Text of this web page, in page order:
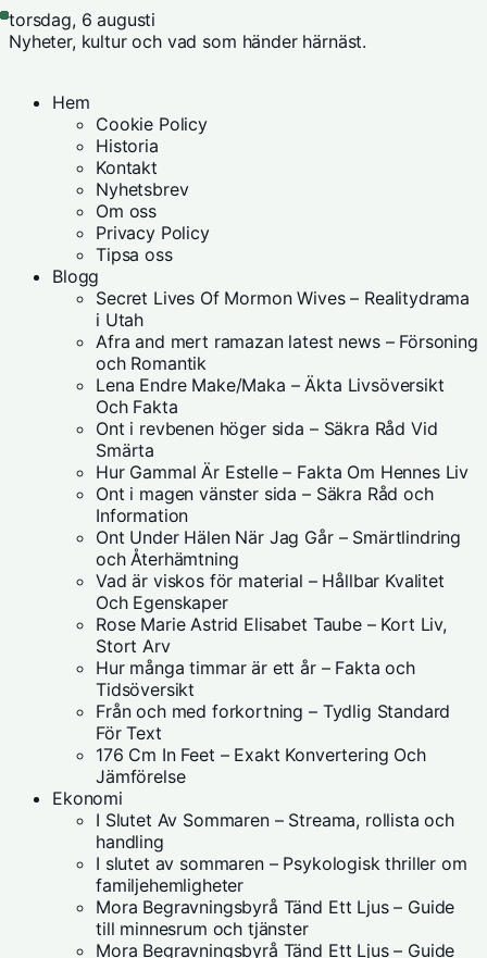
torsdag, 6 augusti
Nyheter, kultur och vad som händer härnäst.
Hem
Cookie Policy
Historia
Kontakt
Nyhetsbrev
Om oss
Privacy Policy
Tipsa oss
Blogg
Secret Lives Of Mormon Wives – Realitydrama
i Utah
Afra and mert ramazan latest news – Försoning
och Romantik
Lena Endre Make/Maka – Äkta Livsöversikt
Och Fakta
Ont i revbenen höger sida – Säkra Råd Vid
Smärta
Hur Gammal Är Estelle – Fakta Om Hennes Liv
Ont i magen vänster sida – Säkra Råd och
Information
Ont Under Hälen När Jag Går – Smärtlindring
och Återhämtning
Vad är viskos för material – Hållbar Kvalitet
Och Egenskaper
Rose Marie Astrid Elisabet Taube – Kort Liv,
Stort Arv
Hur många timmar är ett år – Fakta och
Tidsöversikt
Från och med forkortning – Tydlig Standard
För Text
176 Cm In Feet – Exakt Konvertering Och
Jämförelse
Ekonomi
I Slutet Av Sommaren – Streama, rollista och
handling
I slutet av sommaren – Psykologisk thriller om
familjehemligheter
Mora Begravningsbyrå Tänd Ett Ljus – Guide
till minnesrum och tjänster
Mora Begravningsbyrå Tänd Ett Ljus – Guide